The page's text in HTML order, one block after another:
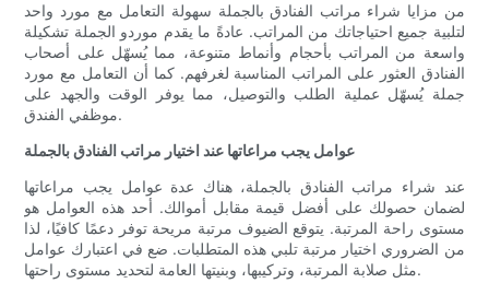
من مزايا شراء مراتب الفنادق بالجملة سهولة التعامل مع مورد واحد
لتلبية جميع احتياجاتك من المراتب. عادةً ما يقدم موردو الجملة تشكيلة
واسعة من المراتب بأحجام وأنماط متنوعة، مما يُسهّل على أصحاب
الفنادق العثور على المراتب المناسبة لغرفهم. كما أن التعامل مع مورد
جملة يُسهّل عملية الطلب والتوصيل، مما يوفر الوقت والجهد على
موظفي الفندق.
عوامل يجب مراعاتها عند اختيار مراتب الفنادق بالجملة
عند شراء مراتب الفنادق بالجملة، هناك عدة عوامل يجب مراعاتها
لضمان حصولك على أفضل قيمة مقابل أموالك. أحد هذه العوامل هو
مستوى راحة المرتبة. يتوقع الضيوف مرتبة مريحة توفر دعمًا كافيًا، لذا
من الضروري اختيار مرتبة تلبي هذه المتطلبات. ضع في اعتبارك عوامل
مثل صلابة المرتبة، وتركيبها، وبنيتها العامة لتحديد مستوى راحتها.